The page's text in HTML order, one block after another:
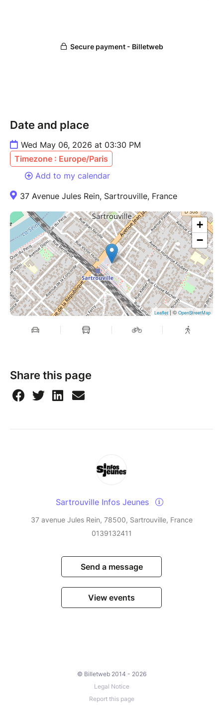
Date and place
Wed May 06, 2026 at 03:30 PM
Timezone : Europe/Paris
Add to my calendar
37 Avenue Jules Rein, Sartrouville, France
+
−
Leaflet| © OpenStreetMap
Share this page
Sartrouville Infos Jeunes
37 avenue Jules Rein, 78500, Sartrouville, France
0139132411
Send a message
View events
© Billetweb 2014 - 2026
Legal Notice
Report this page